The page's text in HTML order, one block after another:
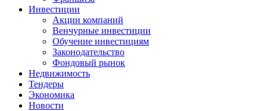
Инвестиции
Акции компаний
Венчурные инвестиции
Обучение инвестициям
Законодательство
Фондовый рынок
Недвижимость
Тендеры
Экономика
Новости